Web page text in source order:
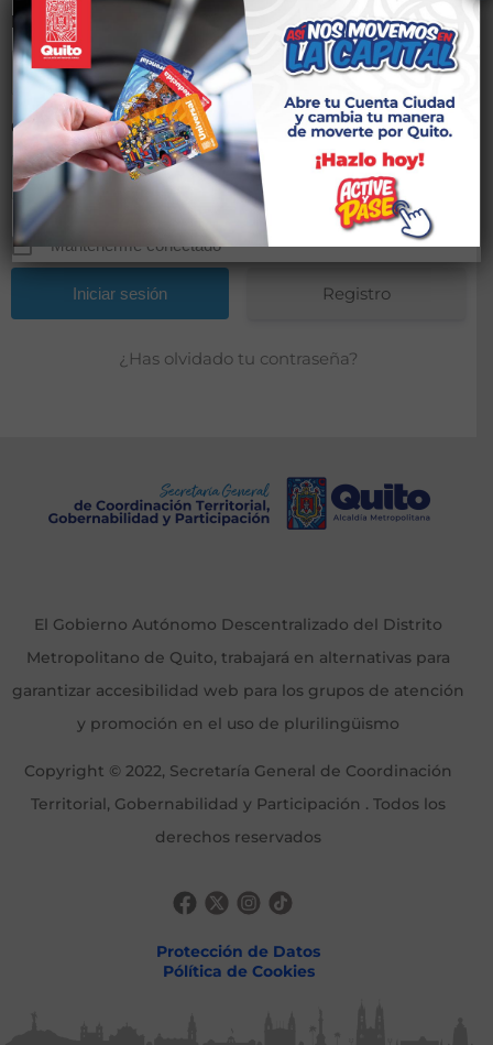
Nombre de usuario o correo electrónico *
Contraseña *
Mantenerme conectado
Registro
¿Has olvidado tu contraseña?
El Gobierno Autónomo Descentralizado del Distrito
Metropolitano de Quito, trabajará en alternativas para
garantizar accesibilidad web para los grupos de atención
y promoción en el uso de plurilingüismo
Copyright © 2022, Secretaría General de Coordinación
Territorial, Gobernabilidad y Participación . Todos los
derechos reservados
Protección de Datos
Pólítica de Cookies